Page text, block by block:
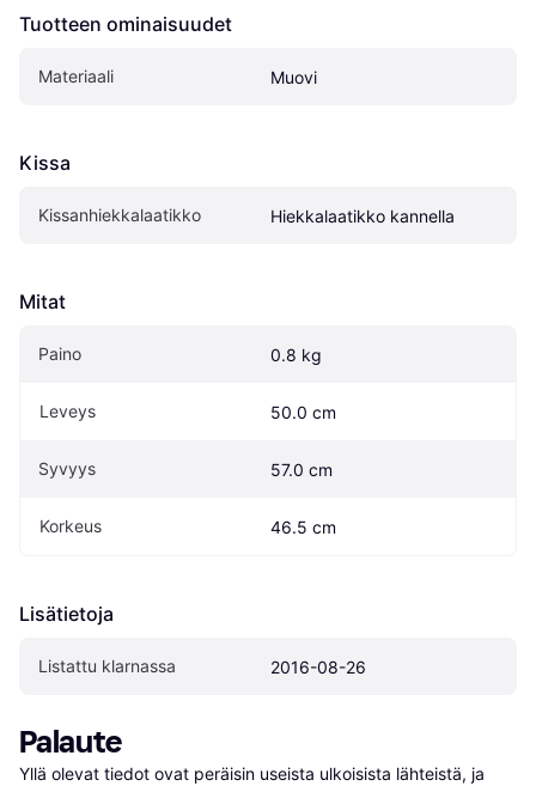
Tuotteen ominaisuudet
Materiaali Muovi
Kissa
Kissanhiekkalaatikko Hiekkalaatikko kannella
Mitat
Paino 0.8 kg
Leveys 50.0 cm
Syvyys 57.0 cm
Korkeus 46.5 cm
Lisätietoja
Listattu klarnassa 2016-08-26
Palaute
Yllä olevat tiedot ovat peräisin useista ulkoisista lähteistä, ja